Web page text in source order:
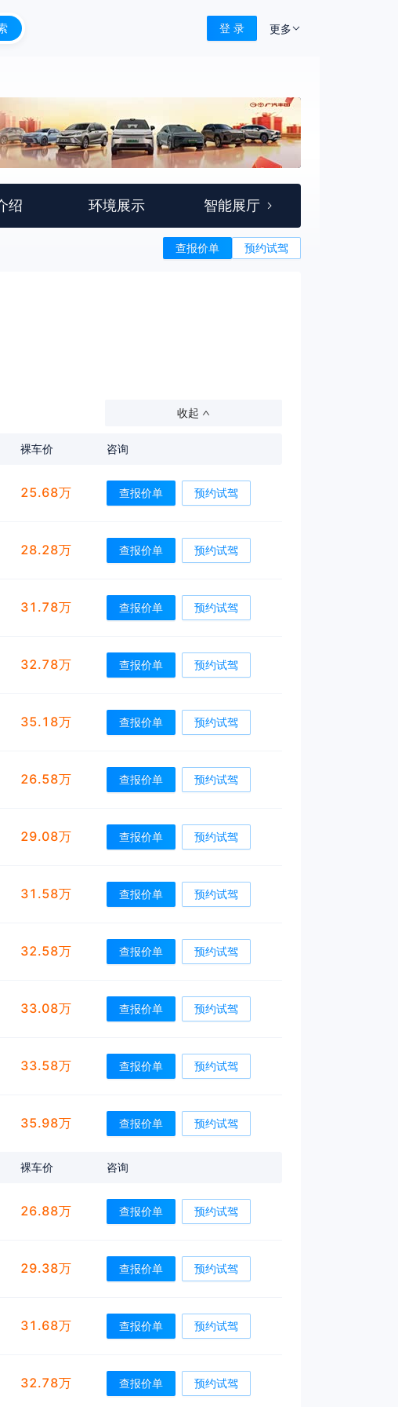
更多
登 录
绍 环境展示 智能展厅
查报价单 预约试驾
收起
裸车价 咨询
25.68万 查报价单 预约试驾
28.28万 查报价单 预约试驾
31.78万 查报价单 预约试驾
32.78万 查报价单 预约试驾
35.18万 查报价单 预约试驾
26.58万 查报价单 预约试驾
29.08万 查报价单 预约试驾
31.58万 查报价单 预约试驾
32.58万 查报价单 预约试驾
33.08万 查报价单 预约试驾
33.58万 查报价单 预约试驾
35.98万 查报价单 预约试驾
裸车价 咨询
26.88万 查报价单 预约试驾
29.38万 查报价单 预约试驾
31.68万 查报价单 预约试驾
32.78万 查报价单 预约试驾